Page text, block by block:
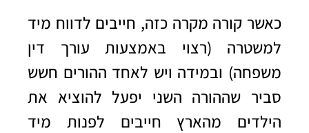
כאשר קורה מקרה כזה, חייבים לדווח מיד
למשטרה (רצוי באמצעות עורך דין
משפחה) ובמידה ויש לאחד ההורים חשש
סביר שההורה השני יפעל להוציא את
הילדים מהארץ חייבים לפנות מיד